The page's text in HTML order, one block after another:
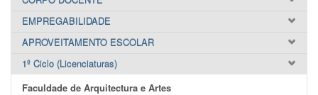
EMPREGABILIDADE
APROVEITAMENTO ESCOLAR
1º Ciclo (Licenciaturas)
Faculdade de Arquitectura e Artes